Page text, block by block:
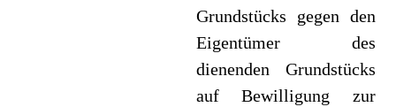
Grundstücks gegen den
Eigentümer des
dienenden Grundstücks
auf Bewilligung zur